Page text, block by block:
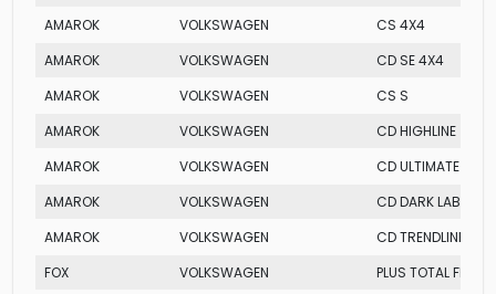
AMAROK
VOLKSWAGEN
CS 4X4
AMAROK
VOLKSWAGEN
CD SE 4X4
AMAROK
VOLKSWAGEN
CS S
AMAROK
VOLKSWAGEN
CD HIGHLINE
AMAROK
VOLKSWAGEN
CD ULTIMATE
AMAROK
VOLKSWAGEN
CD DARK LABEL I-
AMAROK
VOLKSWAGEN
CD TRENDLINE
FOX
VOLKSWAGEN
PLUS TOTAL FLEX